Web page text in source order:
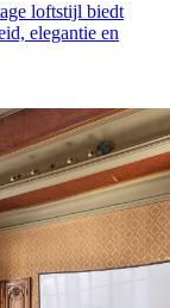
loftstijl biedt
elegantie en